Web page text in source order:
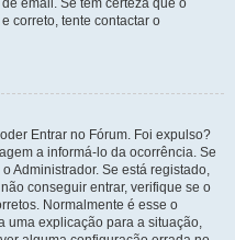
email. Se tem certeza que o
correto, tente contactar o
Entrar no Fórum. Foi expulso?
a informá-lo da ocorrência. Se
Administrador. Se está registado,
conseguir entrar, verifique se o
Normalmente é esse o
uma explicação para a situação,